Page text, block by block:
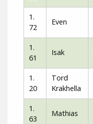
1.
72
Even
1.
61
Isak
1.
20
Tord
Krakhella
1.
63
Mathias